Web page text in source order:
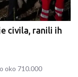
civila, ranili ih
oko 710.000